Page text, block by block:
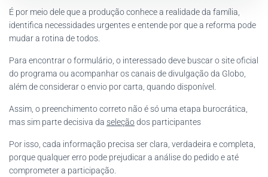
É por meio dele que a produção conhece a realidade da família,
identifica necessidades urgentes e entende por que a reforma pode
mudar a rotina de todos.
Para encontrar o formulário, o interessado deve buscar o site oficial
do programa ou acompanhar os canais de divulgação da Globo,
além de considerar o envio por carta, quando disponível.
Assim, o preenchimento correto não é só uma etapa burocrática,
mas sim parte decisiva da seleçãodos participantes
Por isso, cada informação precisa ser clara, verdadeira e completa,
porque qualquer erro pode prejudicar a análise do pedido e até
comprometer a participação.